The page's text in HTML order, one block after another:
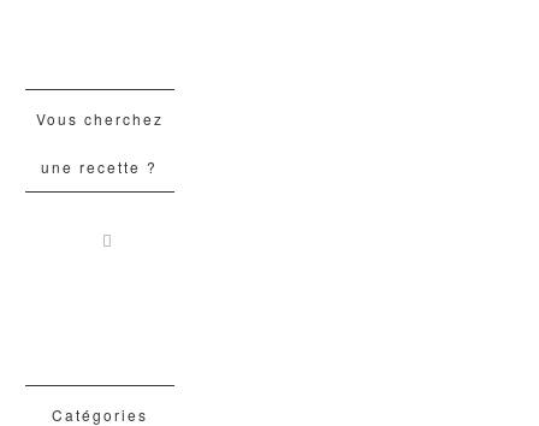
Vous cherchez
une recette ?
Catégories